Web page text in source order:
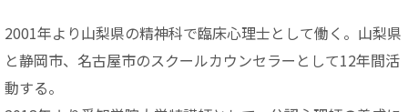
2001年より山梨県の精神科で臨床心理士として働く。山梨県
と静岡市、名古屋市のスクールカウンセラーとして12年間活
動する。